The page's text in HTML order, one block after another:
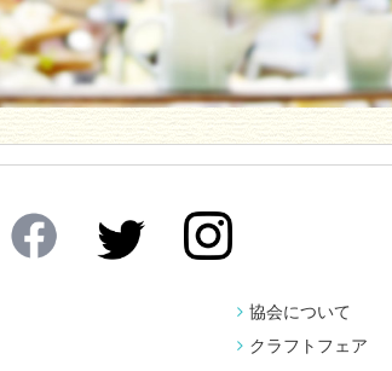
協会について
クラフトフェア